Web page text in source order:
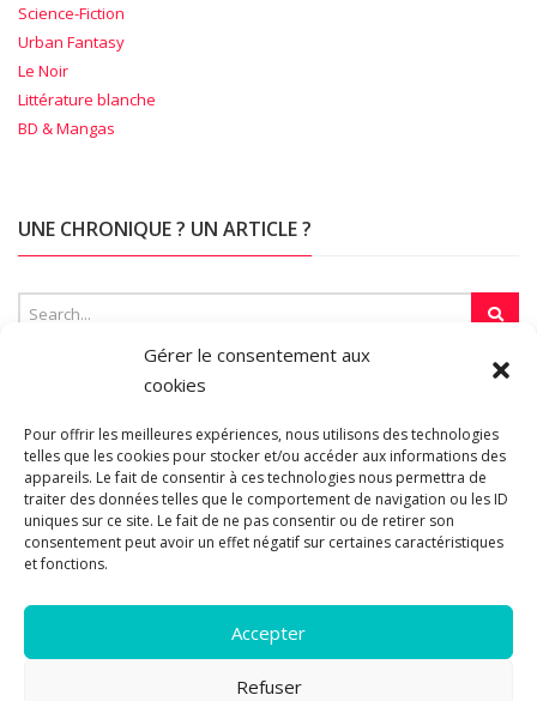
Gérer le consentement aux
cookies
Pour offrir les meilleures expériences, nous utilisons des technologies
telles que les cookies pour stocker et/ou accéder aux informations des
appareils. Le fait de consentir à ces technologies nous permettra de
traiter des données telles que le comportement de navigation ou les ID
uniques sur ce site. Le fait de ne pas consentir ou de retirer son
consentement peut avoir un effet négatif sur certaines caractéristiques
et fonctions.
Accepter
Refuser
Science-Fiction
Urban Fantasy
Le Noir
Littérature blanche
BD & Mangas
UNE CHRONIQUE ? UN ARTICLE ?
SUR LA TOILE…
Blogroll